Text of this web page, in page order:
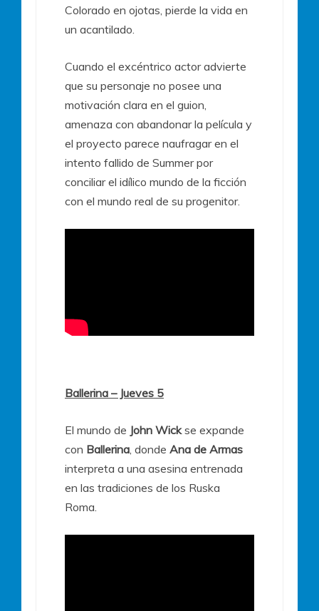
Colorado en ojotas, pierde la vida en
un acantilado.
Cuando el excéntrico actor advierte
que su personaje no posee una
motivación clara en el guion,
amenaza con abandonar la película y
el proyecto parece naufragar en el
intento fallido de Summer por
conciliar el idílico mundo de la ficción
con el mundo real de su progenitor.
Ballerina – Jueves 5
El mundo de John Wickse expande
con Ballerina, donde Ana de Armas
interpreta a una asesina entrenada
en las tradiciones de los Ruska
Roma.